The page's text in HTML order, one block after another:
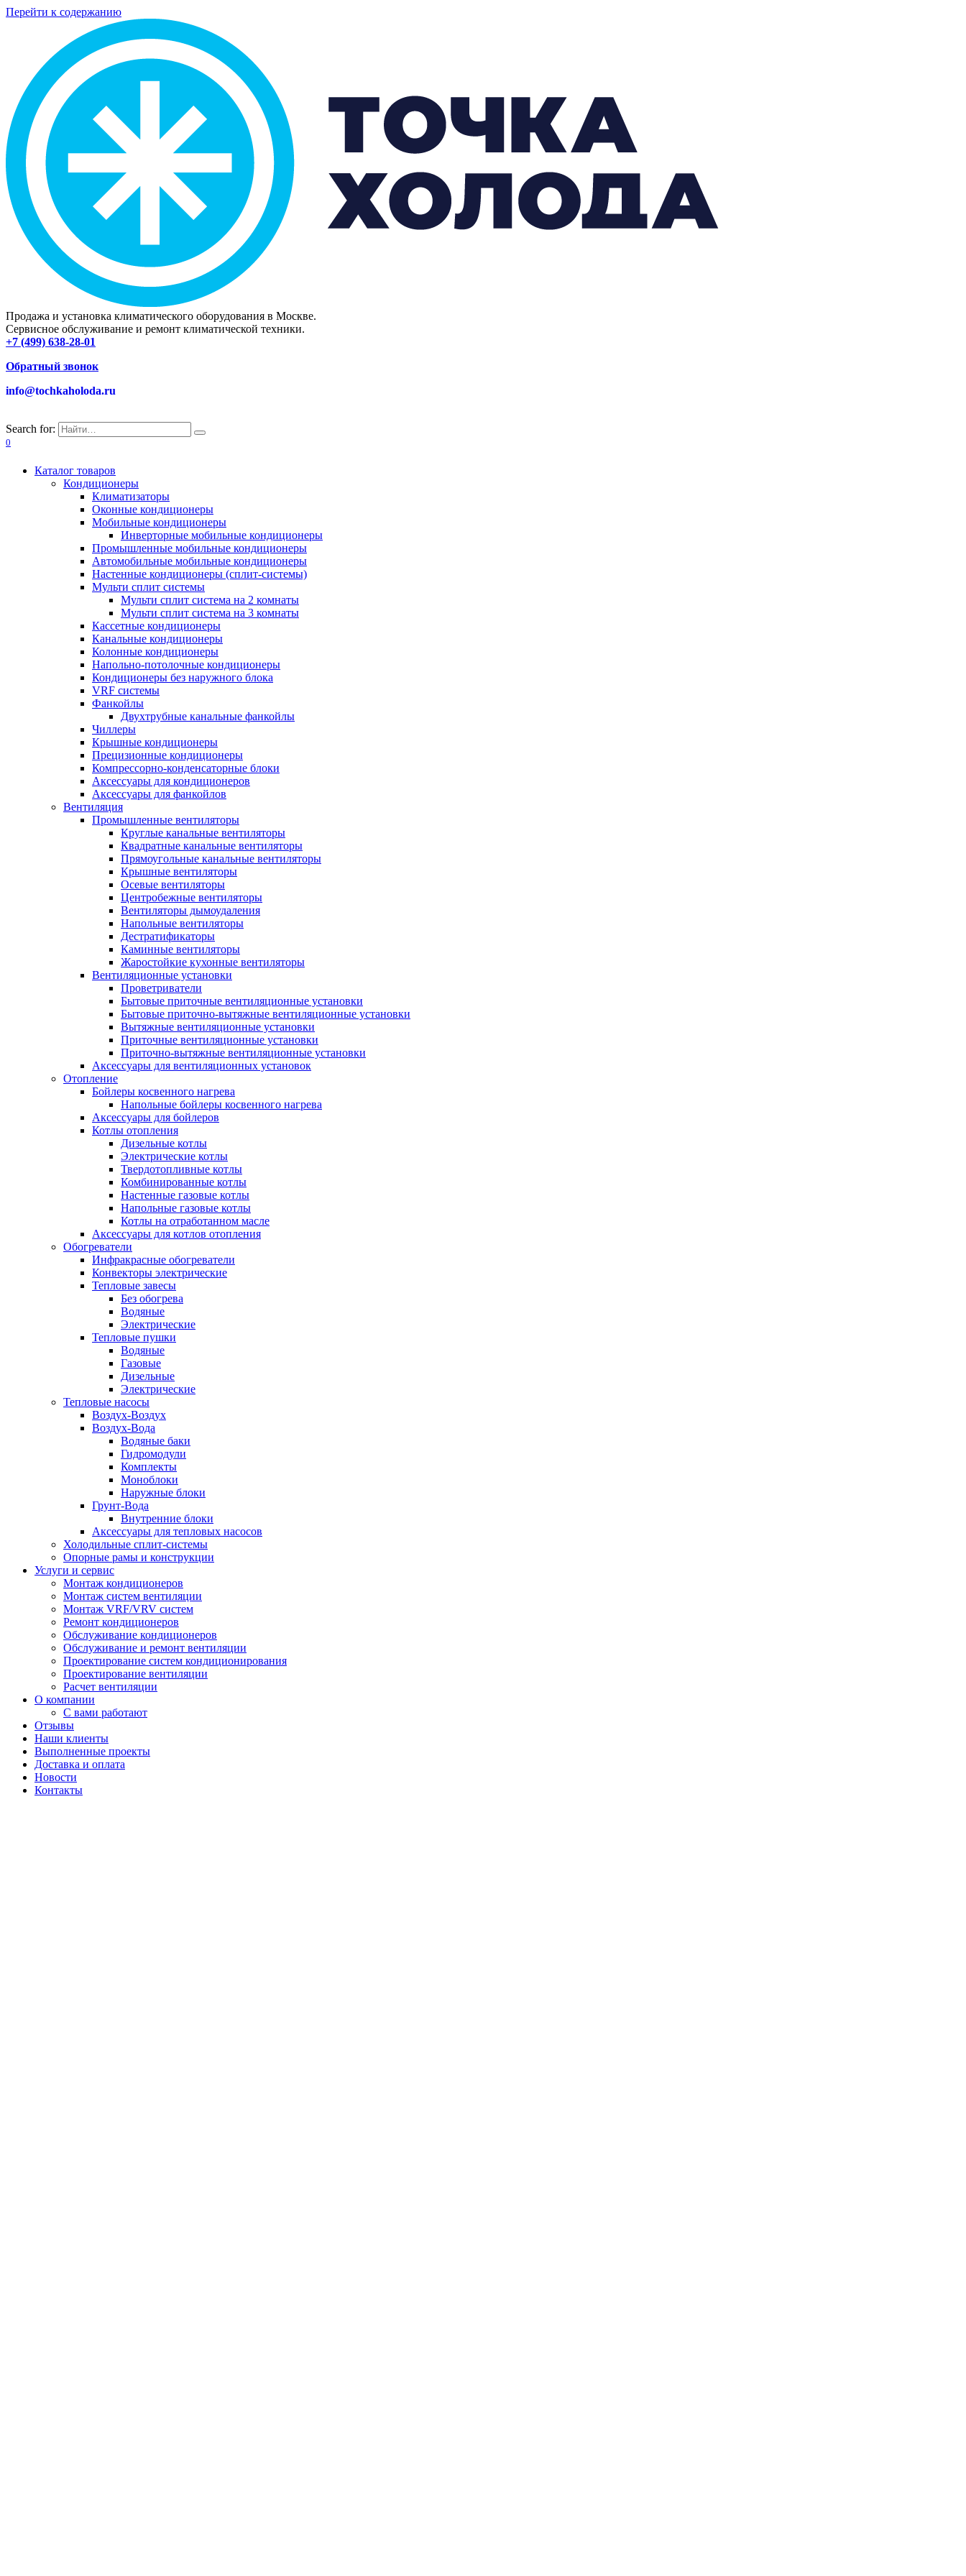
Перейти к содержанию
Продажа и установка климатического оборудования в Москве.
Сервисное обслуживание и ремонт климатической техники.
+7 (499) 638-28-01
Обратный звонок
info@tochkaholoda.ru
Search for:
0
Каталог товаров
Кондиционеры
Климатизаторы
Оконные кондиционеры
Мобильные кондиционеры
Инверторные мобильные кондиционеры
Промышленные мобильные кондиционеры
Автомобильные мобильные кондиционеры
Настенные кондиционеры (сплит-системы)
Мульти сплит системы
Мульти сплит система на 2 комнаты
Мульти сплит система на 3 комнаты
Кассетные кондиционеры
Канальные кондиционеры
Колонные кондиционеры
Напольно-потолочные кондиционеры
Кондиционеры без наружного блока
VRF системы
Фанкойлы
Двухтрубные канальные фанкойлы
Чиллеры
Крышные кондиционеры
Прецизионные кондиционеры
Компрессорно-конденсаторные блоки
Аксессуары для кондиционеров
Аксессуары для фанкойлов
Вентиляция
Промышленные вентиляторы
Круглые канальные вентиляторы
Квадратные канальные вентиляторы
Прямоугольные канальные вентиляторы
Крышные вентиляторы
Осевые вентиляторы
Центробежные вентиляторы
Вентиляторы дымоудаления
Напольные вентиляторы
Дестратификаторы
Каминные вентиляторы
Жаростойкие кухонные вентиляторы
Вентиляционные установки
Проветриватели
Бытовые приточные вентиляционные установки
Бытовые приточно-вытяжные вентиляционные установки
Вытяжные вентиляционные установки
Приточные вентиляционные установки
Приточно-вытяжные вентиляционные установки
Аксессуары для вентиляционных установок
Отопление
Бойлеры косвенного нагрева
Напольные бойлеры косвенного нагрева
Аксессуары для бойлеров
Котлы отопления
Дизельные котлы
Электрические котлы
Твердотопливные котлы
Комбинированные котлы
Настенные газовые котлы
Напольные газовые котлы
Котлы на отработанном масле
Аксессуары для котлов отопления
Обогреватели
Инфракрасные обогреватели
Конвекторы электрические
Тепловые завесы
Без обогрева
Водяные
Электрические
Тепловые пушки
Водяные
Газовые
Дизельные
Электрические
Тепловые насосы
Воздух-Воздух
Воздух-Вода
Водяные баки
Гидромодули
Комплекты
Моноблоки
Наружные блоки
Грунт-Вода
Внутренние блоки
Аксессуары для тепловых насосов
Холодильные сплит-системы
Опорные рамы и конструкции
Услуги и сервис
Монтаж кондиционеров
Монтаж систем вентиляции
Монтаж VRF/VRV систем
Ремонт кондиционеров
Обслуживание кондиционеров
Обслуживание и ремонт вентиляции
Проектирование систем кондиционирования
Проектирование вентиляции
Расчет вентиляции
О компании
С вами работают
Отзывы
Наши клиенты
Выполненные проекты
Доставка и оплата
Новости
Контакты